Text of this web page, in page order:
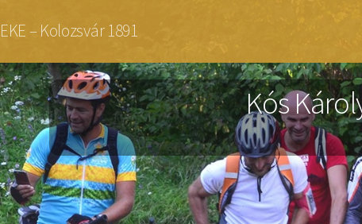
a
tartalomra
EKE – Kolozsvár 1891
Kós